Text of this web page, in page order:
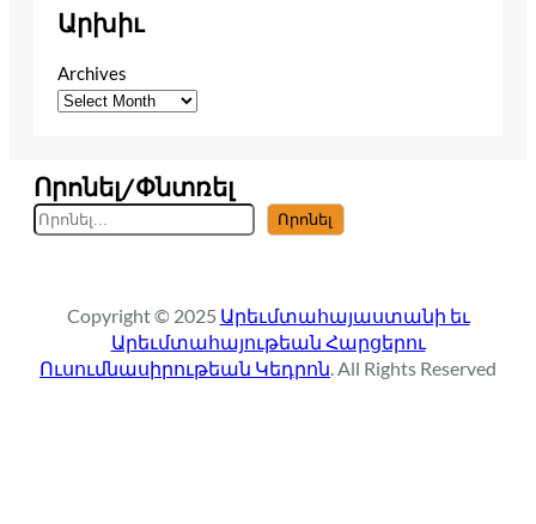
Արխիւ
Archives
Որոնել/Փնտռել
S
e
c
h
Որոնել
Copyright © 2025 Արեւմտահայաստանի եւ
Արեւմտահայութեան Հարցերու
Ուսումնասիրութեան Կեդրոն. All Rights Reserved